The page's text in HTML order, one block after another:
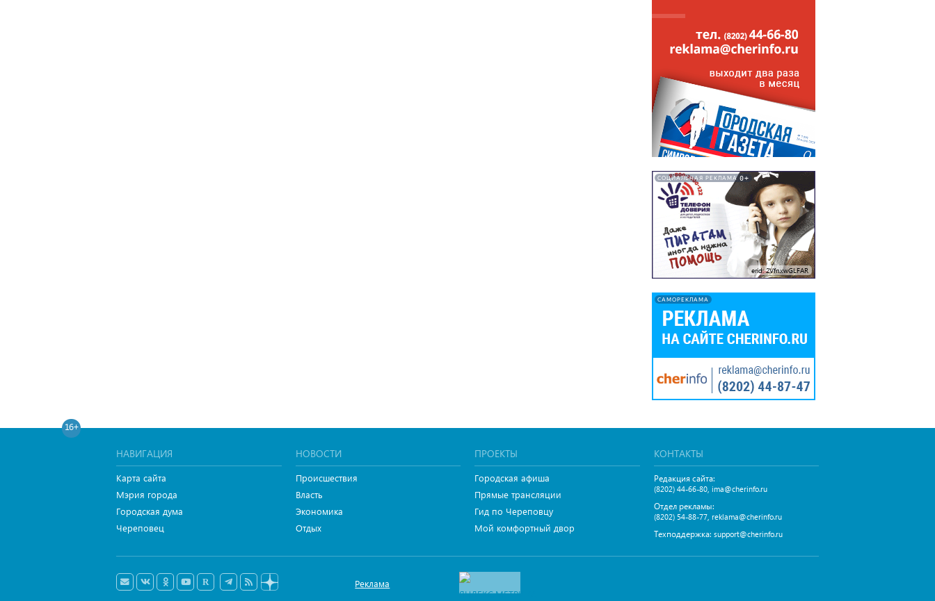
СОЦИАЛЬНАЯ РЕКЛАМА 0+
erid: 2VfnxwGLFAR
САМОРЕКЛАМА
16+
НАВИГАЦИЯ
Карта сайта
Мэрия города
Городская дума
Череповец
НОВОСТИ
Происшествия
Власть
Экономика
Отдых
ПРОЕКТЫ
Городская афиша
Прямые трансляции
Гид по Череповцу
Мой комфортный двор
КОНТАКТЫ
Редакция сайта:
(8202) 44-66-80, ima@cherinfo.ru
Отдел рекламы:
(8202) 54-88-77, reklama@cherinfo.ru
Техподдержка: support@cherinfo.ru
Реклама